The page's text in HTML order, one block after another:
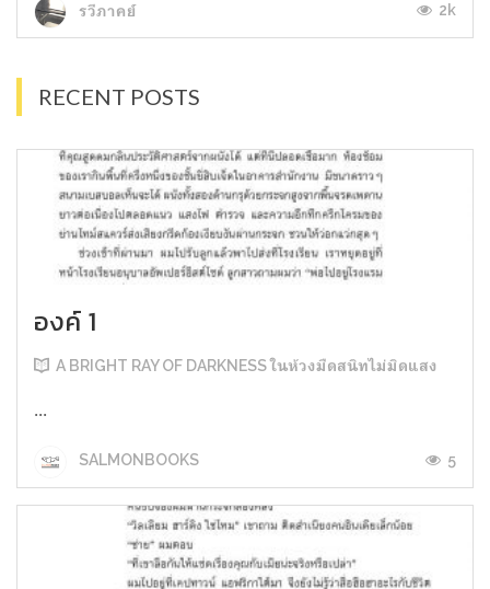
รวีภาคย์ 2k
RECENT POSTS
องค์ 1
A BRIGHT RAY OF DARKNESS ในห้วงมืดสนิทไม่มิดแสง
...
SALMONBOOKS 5